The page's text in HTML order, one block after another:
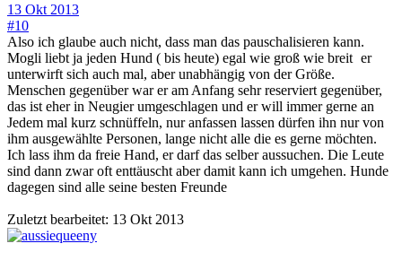
13 Okt 2013
#10
Also ich glaube auch nicht, dass man das pauschalisieren kann.
Mogli liebt ja jeden Hund ( bis heute) egal wie groß wie breit er
unterwirft sich auch mal, aber unabhängig von der Größe.
Menschen gegenüber war er am Anfang sehr reserviert gegenüber,
das ist eher in Neugier umgeschlagen und er will immer gerne an
Jedem mal kurz schnüffeln, nur anfassen lassen dürfen ihn nur von
ihm ausgewählte Personen, lange nicht alle die es gerne möchten.
Ich lass ihm da freie Hand, er darf das selber aussuchen. Die Leute
sind dann zwar oft enttäuscht aber damit kann ich umgehen. Hunde
dagegen sind alle seine besten Freunde
Zuletzt bearbeitet: 13 Okt 2013